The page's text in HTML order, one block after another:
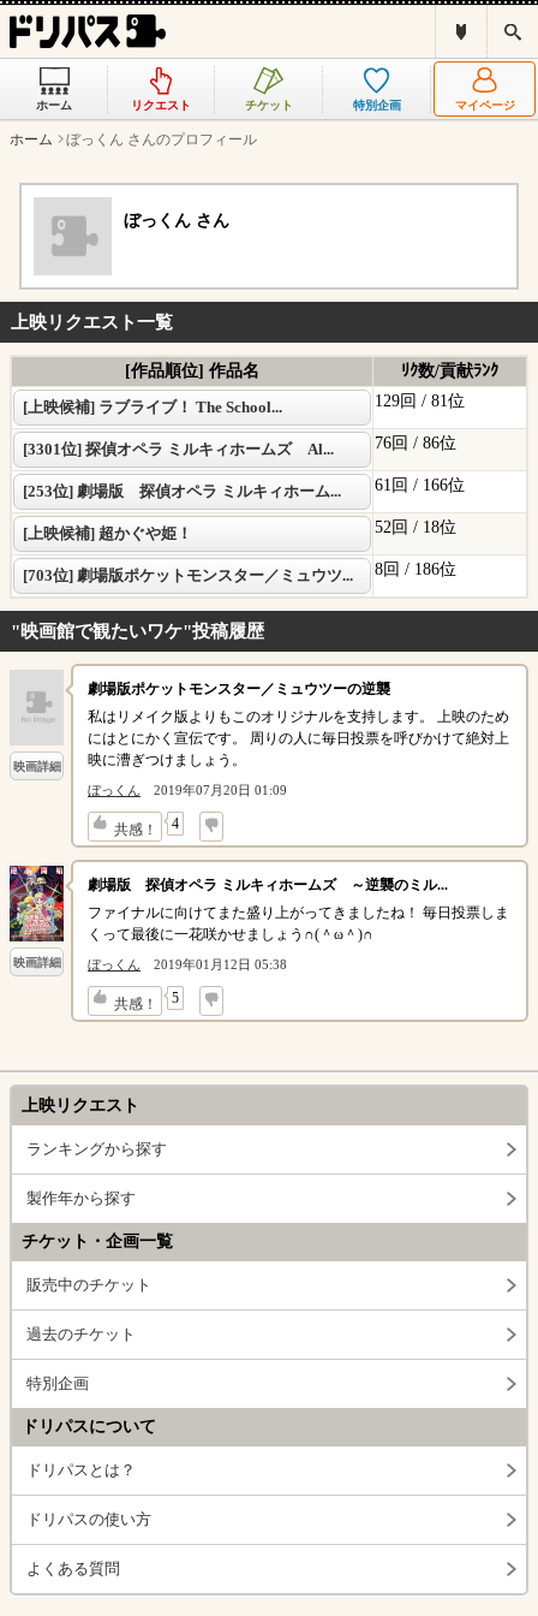
リ
ス
と
索
ホーム リクエスト チケット 特別企画 マイページ
ホーム ぼっくん さんのプロフィール
ぼっくん さん
上映リクエスト一覧
[作品順位] 作品名
ﾘｸ数/貢献ﾗﾝｸ
[上映候補] ラブライブ！ The School...
129回 / 81位
[3301位] 探偵オペラ ミルキィホームズ Al... 76回 / 86位
[253位] 劇場版 探偵オペラ ミルキィホーム... 61回 / 166位
[上映候補] 超かぐや姫！ 52回 / 18位
[703位] 劇場版ポケットモンスター／ミュウツ... 8回 / 186位
"映画館で観たいワケ"投稿履歴
映画詳細
劇場版ポケットモンスター／ミュウツーの逆襲
私はリメイク版よりもこのオリジナルを支持します。 上映のため
にはとにかく宣伝です。 周りの人に毎日投票を呼びかけて絶対上
映に漕ぎつけましょう。
ぼっくん 2019年07月20日 01:09
共感！ 4
↓
映画詳細
劇場版 探偵オペラ ミルキィホームズ ～逆襲のミル...
ファイナルに向けてまた盛り上がってきましたね！ 毎日投票しま
くって最後に一花咲かせましょう∩(＾ω＾)∩
ぼっくん 2019年01月12日 05:38
共感！ 5
↓
上映リクエスト
ランキングから探す
製作年から探す
チケット・企画一覧
販売中のチケット
過去のチケット
特別企画
ドリパスについて
ドリパスとは？
ドリパスの使い方
よくある質問